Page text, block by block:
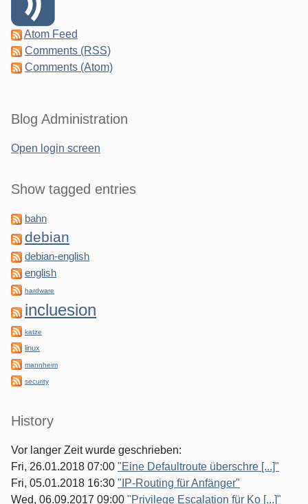
Atom Feed
Comments (RSS)
Comments (Atom)
Blog Administration
Open login screen
Show tagged entries
bahn
debian
debian-english
english
hardware
incluesion
katze
linux
mannheim
security
History
Vor langer Zeit wurde geschrieben:
Fri, 26.01.2018 07:00 "Eine Defaultroute überschre [...]"
Fri, 05.01.2018 16:30 "IP-Routing für Anfänger"
Wed, 06.09.2017 09:00 "Privilege Escalation für Ko [...]"